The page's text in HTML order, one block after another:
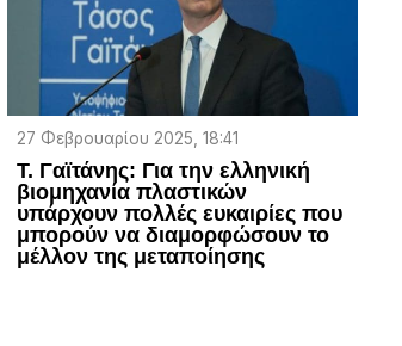
27 Φεβρουαρίου 2025, 18:41
Τ. Γαϊτάνης: Για την ελληνική
βιομηχανία πλαστικών
υπάρχουν πολλές ευκαιρίες που
μπορούν να διαμορφώσουν το
μέλλον της μεταποίησης